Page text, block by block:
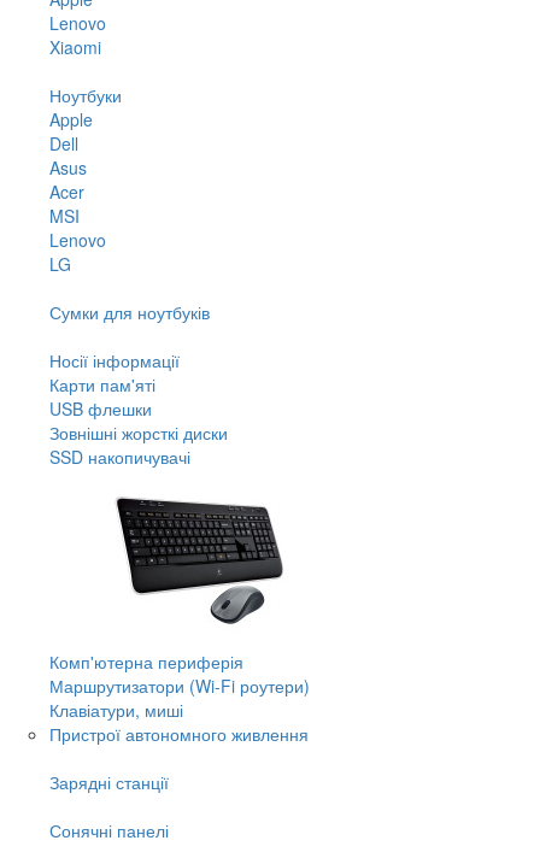
Lenovo
Xiaomi
Ноутбуки
Apple
Dell
Asus
Acer
MSI
Lenovo
LG
Сумки для ноутбуків
Носії інформації
Карти пам'яті
USB флешки
Зовнішні жорсткі диски
SSD накопичувачі
Комп'ютерна периферія
Маршрутизатори (Wi-Fi роутери)
Клавіатури, миші
Пристрої автономного живлення
Зарядні станції
Сонячні панелі